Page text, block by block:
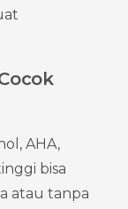
AHA,
bisa
atau tanpa